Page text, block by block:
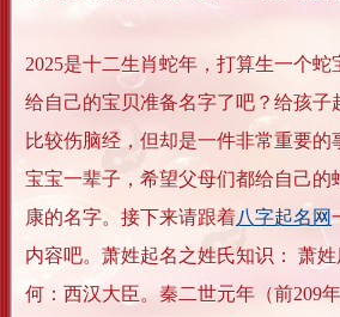
2025是十二生肖蛇年，打算生一个
给自己的宝贝准备名字了吧？给孩子
比较伤脑经，但却是一件非常重要的
宝宝一辈子，希望父母们都给自己的
康的名字。接下来请跟着八字起名网
内容吧。萧姓起名之姓氏知识： 萧
何：西汉大臣。秦二世元年（前209